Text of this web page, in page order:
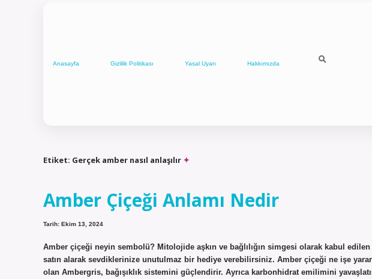
Anasayfa Gizlilik Politikası Yasal Uyarı Hakkımızda
Etiket: Gerçek amber nasıl anlaşılır
Amber Çiçeği Anlamı Nedir
Tarih: Ekim 13, 2024
Amber çiçeği neyin sembolü? Mitolojide aşkın ve bağlılığın simgesi olarak kabul
satın alarak sevdiklerinize unutulmaz bir hediye verebilirsiniz. Amber çiçeği ne işe
olan Ambergris, bağışıklık sistemini güçlendirir. Ayrıca karbonhidrat emilimini